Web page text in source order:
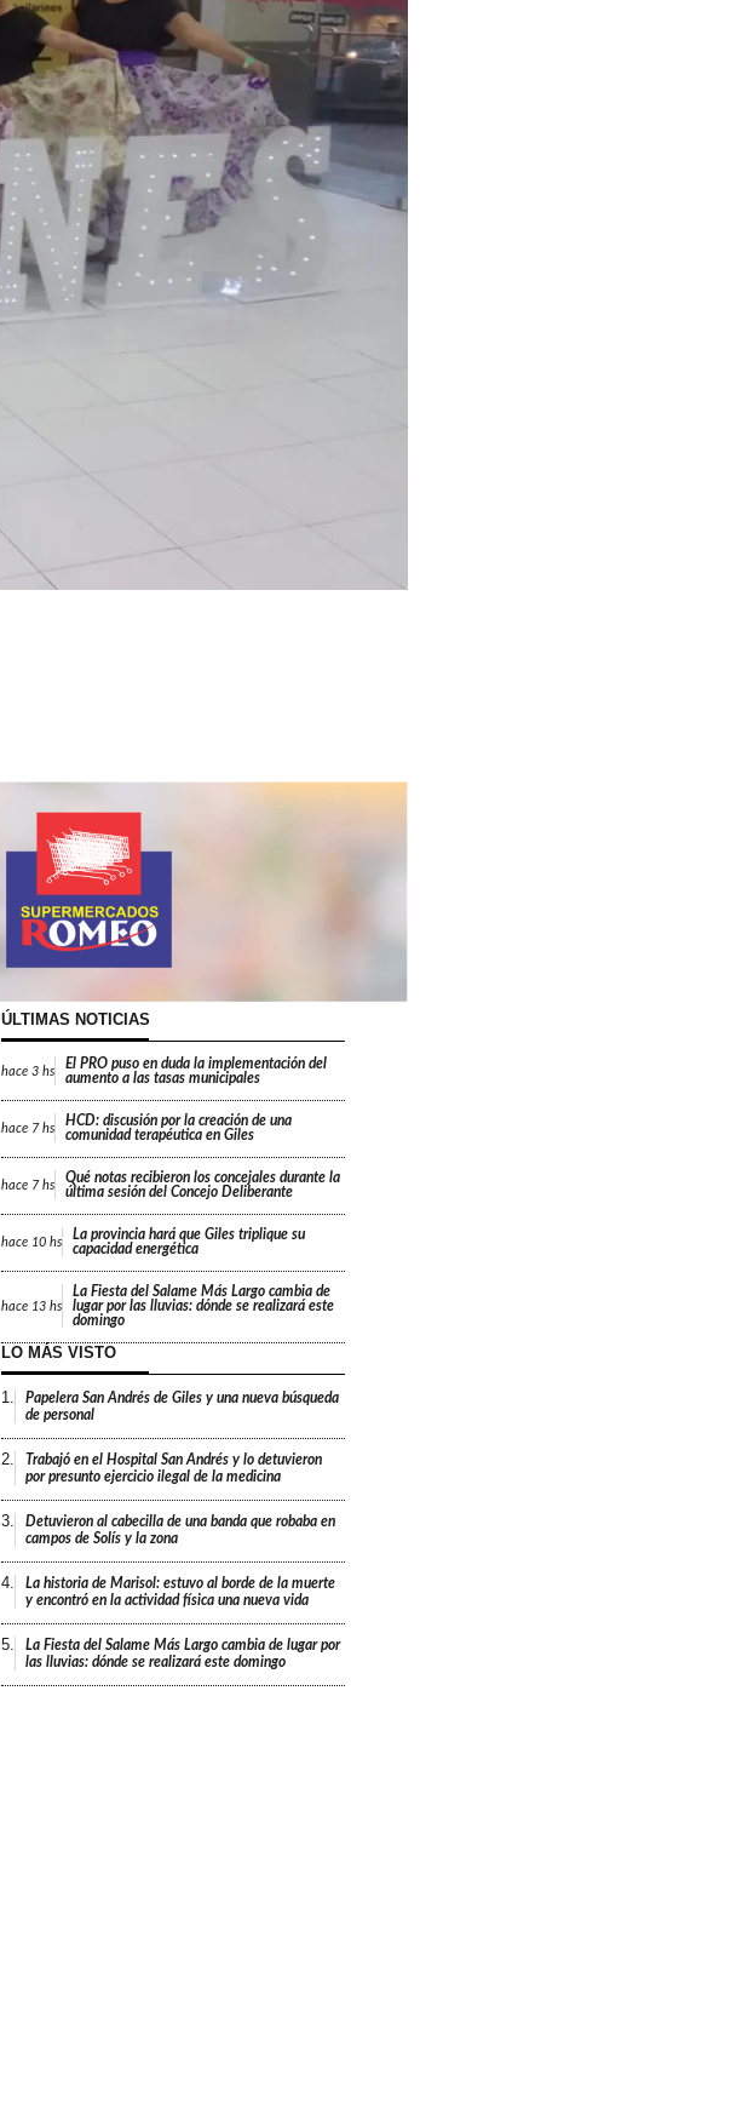
ÚLTIMAS NOTICIAS
hace 3 hs
El PRO puso en duda la implementación del
aumento a las tasas municipales
hace 7 hs
HCD: discusión por la creación de una
comunidad terapéutica en Giles
hace 7 hs
Qué notas recibieron los concejales durante la
última sesión del Concejo Deliberante
hace 10 hs
La provincia hará que Giles triplique su
capacidad energética
hace 13 hs
La Fiesta del Salame Más Largo cambia de
lugar por las lluvias: dónde se realizará este
domingo
LO MÁS VISTO
1.
Papelera San Andrés de Giles y una nueva búsqueda
de personal
2.
Trabajó en el Hospital San Andrés y lo detuvieron
por presunto ejercicio ilegal de la medicina
3.
Detuvieron al cabecilla de una banda que robaba en
campos de Solís y la zona
4.
La historia de Marisol: estuvo al borde de la muerte
y encontró en la actividad física una nueva vida
5.
La Fiesta del Salame Más Largo cambia de lugar por
las lluvias: dónde se realizará este domingo